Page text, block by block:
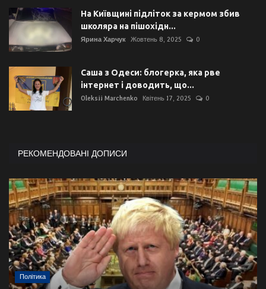
На Київщині підліток за кермом збив
школяра на пішохідн...
Ярина Харчук Жовтень 8, 2025 0
Саша з Одеси: блогерка, яка рве
інтернет і доводить, що...
Oleksii Marchenko Квітень 17, 2025 0
РЕКОМЕНДОВАНІ ДОПИСИ
Політика